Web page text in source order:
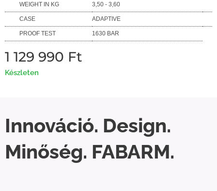
WEIGHT IN KG 3,50 - 3,60
CASE ADAPTIVE
PROOF TEST 1630 BAR
1 129 990 Ft
Készleten
Innováció. Design.
Minőség. FABARM.